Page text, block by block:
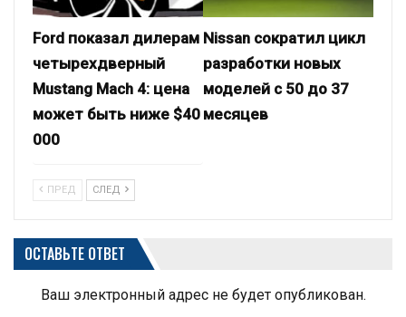
Ford показал дилерам
четырехдверный
Mustang Mach 4: цена
может быть ниже $40
000
Nissan сократил цикл
разработки новых
моделей с 50 до 37
месяцев
ПРЕД СЛЕД
ОСТАВЬТЕ ОТВЕТ
Ваш электронный адрес не будет опубликован.